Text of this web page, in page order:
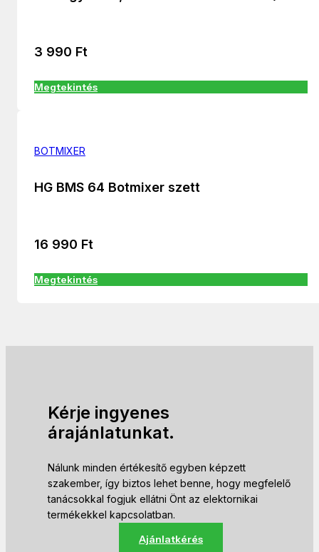
3 990 Ft
Megtekintés
BOTMIXER
HG BMS 64 Botmixer szett
16 990 Ft
Megtekintés
Kérje ingyenes
árajánlatunkat.
Nálunk minden értékesítő egyben képzett
szakember, így biztos lehet benne, hogy megfelelő
tanácsokkal fogjuk ellátni Önt az elektornikai
termékekkel kapcsolatban.
Ajánlatkérés